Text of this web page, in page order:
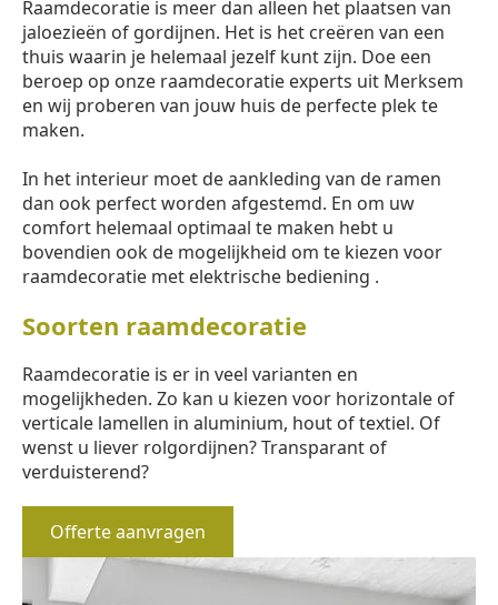
Raamdecoratie is meer dan alleen het plaatsen van
jaloezieën of gordijnen. Het is het creëren van een
thuis waarin je helemaal jezelf kunt zijn. Doe een
beroep op onze raamdecoratie experts uit Merksem
en wij proberen van jouw huis de perfecte plek te
maken.
In het interieur moet de aankleding van de ramen
dan ook perfect worden afgestemd. En om uw
comfort helemaal optimaal te maken hebt u
bovendien ook de mogelijkheid om te kiezen voor
raamdecoratie met elektrische bediening .
Soorten raamdecoratie
Raamdecoratie is er in veel varianten en
mogelijkheden. Zo kan u kiezen voor horizontale of
verticale lamellen in aluminium, hout of textiel. Of
wenst u liever rolgordijnen? Transparant of
verduisterend?
Offerte aanvragen